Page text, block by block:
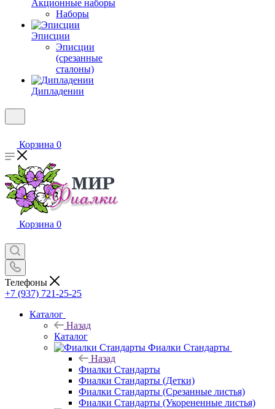
Акционные наборы
Наборы
Эписции
Эписции
(срезанные
сталоны)
Дипладении
Корзина 0
Корзина 0
Телефоны
+7 (937) 721-25-25
Каталог
Назад
Каталог
Фиалки Стандарты
Назад
Фиалки Стандарты
Фиалки Стандарты (Детки)
Фиалки Стандарты (Срезанные листья)
Фиалки Стандарты (Укорененные листья)